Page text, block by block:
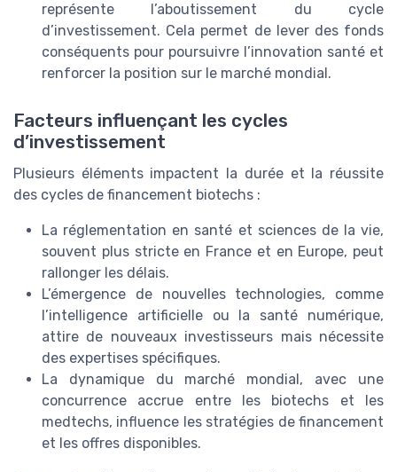
représente l’aboutissement du cycle
d’investissement. Cela permet de lever des fonds
conséquents pour poursuivre l’innovation santé et
renforcer la position sur le marché mondial.
Facteurs influençant les cycles
d’investissement
Plusieurs éléments impactent la durée et la réussite
des cycles de financement biotechs :
La réglementation en santé et sciences de la vie,
souvent plus stricte en France et en Europe, peut
rallonger les délais.
L’émergence de nouvelles technologies, comme
l’intelligence artificielle ou la santé numérique,
attire de nouveaux investisseurs mais nécessite
des expertises spécifiques.
La dynamique du marché mondial, avec une
concurrence accrue entre les biotechs et les
medtechs, influence les stratégies de financement
et les offres disponibles.